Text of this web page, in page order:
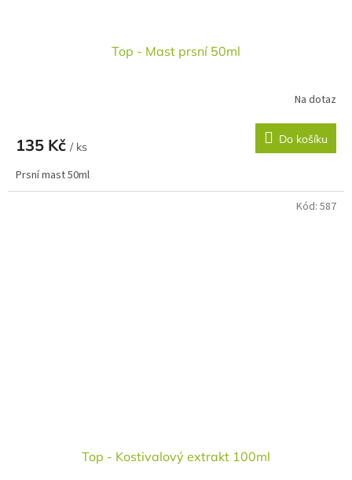
Top - Mast prsní 50ml
Na dotaz
135 Kč / ks
Do košíku
Prsní mast 50ml
Top - Kostivalový extrakt 100ml
Kód: 587